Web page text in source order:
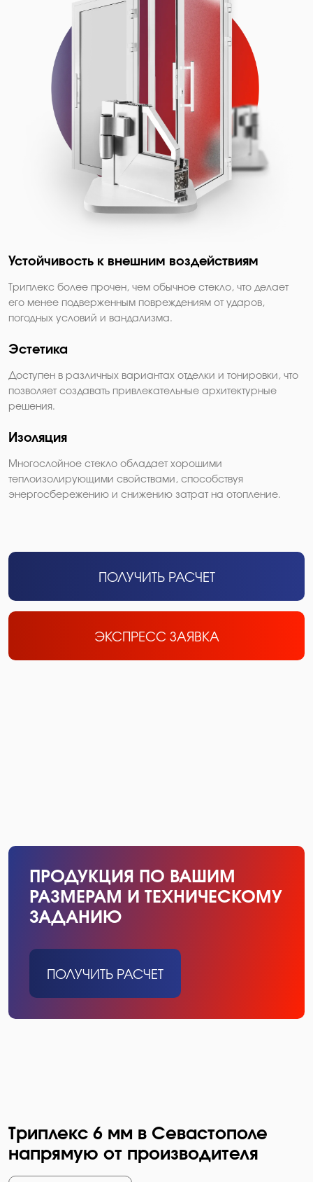
Устойчивость к внешним воздействиям
Триплекс более прочен, чем обычное стекло, что делает
его менее подверженным повреждениям от ударов,
погодных условий и вандализма.
Эстетика
Доступен в различных вариантах отделки и тонировки, что
позволяет создавать привлекательные архитектурные
решения.
Изоляция
Многослойное стекло обладает хорошими
теплоизолирующими свойствами, способствуя
энергосбережению и снижению затрат на отопление.
ПОЛУЧИТЬ РАСЧЕТ
ЭКСПРЕСС ЗАЯВКА
ПРОДУКЦИЯ ПО ВАШИМ
РАЗМЕРАМ И ТЕХНИЧЕСКОМУ
ЗАДАНИЮ
ПОЛУЧИТЬ РАСЧЕТ
Триплекс 6 мм в Севастополе
напрямую от производителя